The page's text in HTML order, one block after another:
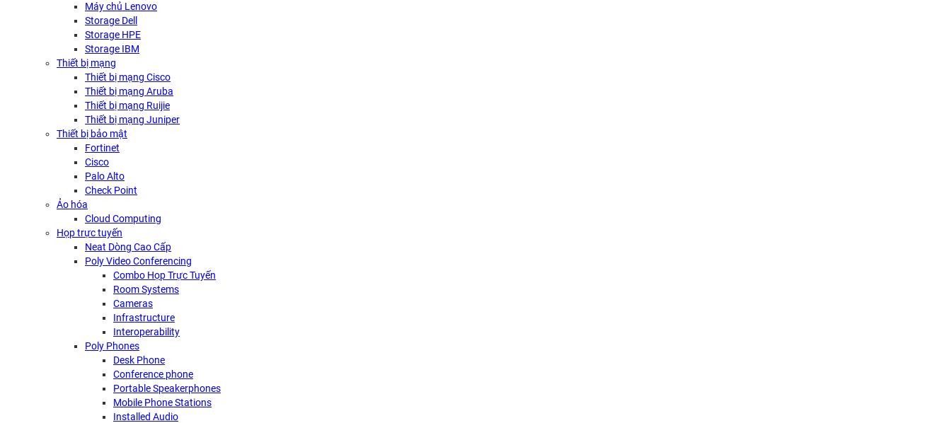
Máy chủ Lenovo
Storage Dell
Storage HPE
Storage IBM
Thiết bị mạng
Thiết bị mạng Cisco
Thiết bị mạng Aruba
Thiết bị mạng Ruijie
Thiết bị mạng Juniper
Thiết bị bảo mật
Fortinet
Cisco
Palo Alto
Check Point
Ảo hóa
Cloud Computing
Họp trực tuyến
Neat Dòng Cao Cấp
Poly Video Conferencing
Combo Họp Trực Tuyến
Room Systems
Cameras
Infrastructure
Interoperability
Poly Phones
Desk Phone
Conference phone
Portable Speakerphones
Mobile Phone Stations
Installed Audio